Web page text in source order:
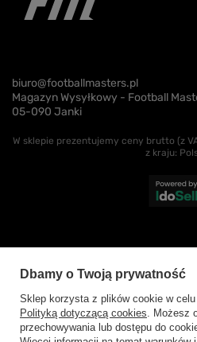
biuro@footballmasters.pl
Magazyn Wysyłkowy - Football
05-090 Janki
W sklepie prezentujemy ceny brutto (z
z kraju:
Dbamy o Twoją prywatność
Sklep korzysta z plików cookie w celu
Polityką dotyczącą cookies. Możesz
przechowywania lub dostępu do